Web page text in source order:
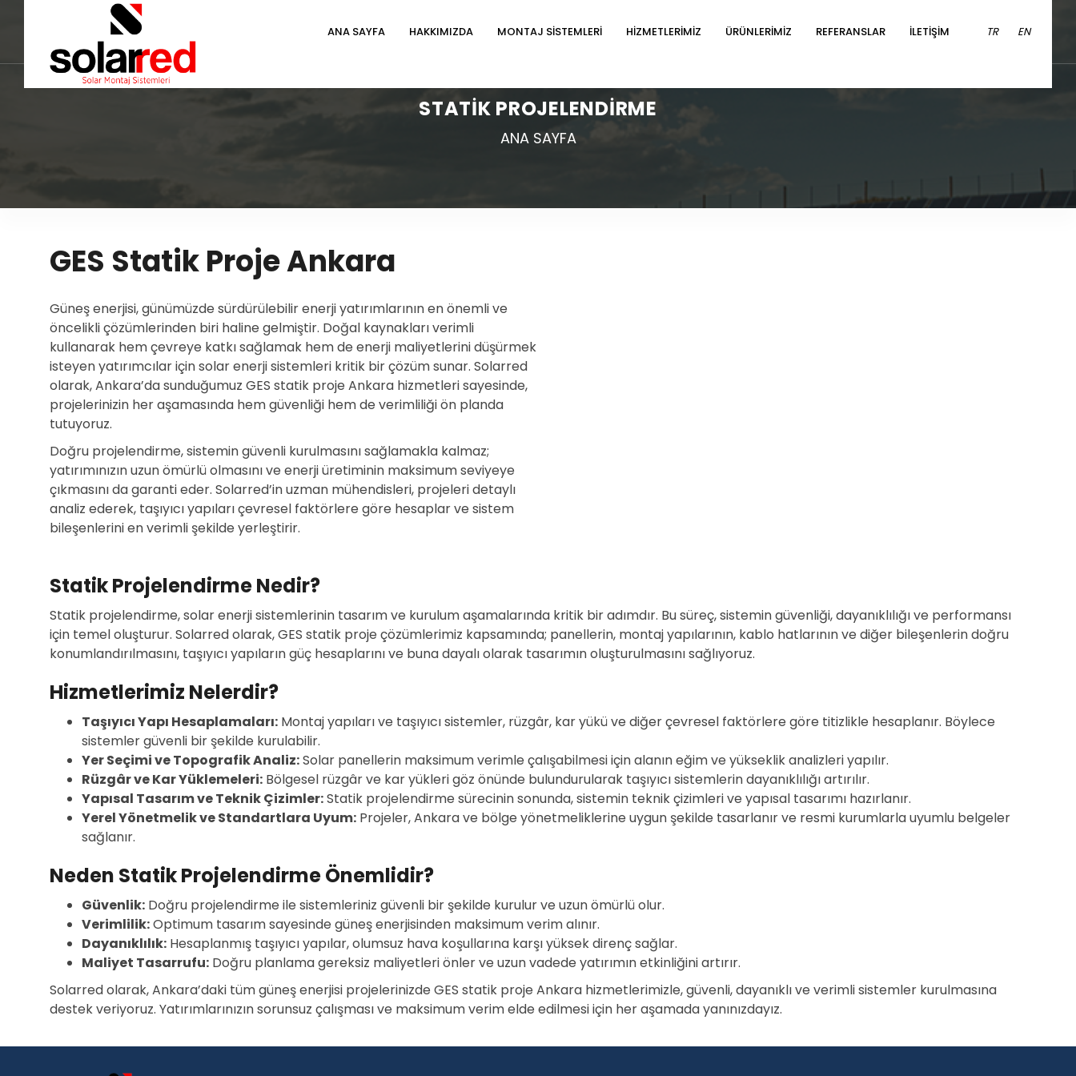
TR EN
ANA SAYFA HAKKIMIZDA MONTAJ SİSTEMLERİ HİZMETLERİMİZ ÜRÜNLERİMİZ REFERANSLAR İLETİŞİM
STATİK PROJELENDİRME
ANA SAYFA
GES Statik Proje Ankara
Güneş enerjisi, günümüzde sürdürülebilir enerji yatırımlarının en önemli ve
öncelikli çözümlerinden biri haline gelmiştir. Doğal kaynakları verimli
kullanarak hem çevreye katkı sağlamak hem de enerji maliyetlerini düşürmek
isteyen yatırımcılar için solar enerji sistemleri kritik bir çözüm sunar. Solarred
olarak, Ankara’da sunduğumuz GES statik proje Ankara hizmetleri sayesinde,
projelerinizin her aşamasında hem güvenliği hem de verimliliği ön planda
tutuyoruz.
Doğru projelendirme, sistemin güvenli kurulmasını sağlamakla kalmaz;
yatırımınızın uzun ömürlü olmasını ve enerji üretiminin maksimum seviyeye
çıkmasını da garanti eder. Solarred’in uzman mühendisleri, projeleri detaylı
analiz ederek, taşıyıcı yapıları çevresel faktörlere göre hesaplar ve sistem
bileşenlerini en verimli şekilde yerleştirir.
Statik Projelendirme Nedir?
Statik projelendirme, solar enerji sistemlerinin tasarım ve kurulum aşamalarında kritik bir adımdır. Bu süreç, sistemin güvenliği, dayanıklılığı ve performansı
için temel oluşturur. Solarred olarak, GES statik proje çözümlerimiz kapsamında; panellerin, montaj yapılarının, kablo hatlarının ve diğer bileşenlerin doğru
konumlandırılmasını, taşıyıcı yapıların güç hesaplarını ve buna dayalı olarak tasarımın oluşturulmasını sağlıyoruz.
Hizmetlerimiz Nelerdir?
Taşıyıcı Yapı Hesaplamaları: Montaj yapıları ve taşıyıcı sistemler, rüzgâr, kar yükü ve diğer çevresel faktörlere göre titizlikle hesaplanır. Böylece
sistemler güvenli bir şekilde kurulabilir.
Yer Seçimi ve Topografik Analiz:Solar panellerin maksimum verimle çalışabilmesi için alanın eğim ve yükseklik analizleri yapılır.
Rüzgâr ve Kar Yüklemeleri: Bölgesel rüzgâr ve kar yükleri göz önünde bulundurularak taşıyıcı sistemlerin dayanıklılığı artırılır.
Yapısal Tasarım ve Teknik Çizimler:Statik projelendirme sürecinin sonunda, sistemin teknik çizimleri ve yapısal tasarımı hazırlanır.
Yerel Yönetmelik ve Standartlara Uyum: Projeler, Ankara ve bölge yönetmeliklerine uygun şekilde tasarlanır ve resmi kurumlarla uyumlu belgeler
sağlanır.
Neden Statik Projelendirme Önemlidir?
Güvenlik: Doğru projelendirme ile sistemleriniz güvenli bir şekilde kurulur ve uzun ömürlü olur.
Verimlilik:Optimum tasarım sayesinde güneş enerjisinden maksimum verim alınır.
Dayanıklılık: Hesaplanmış taşıyıcı yapılar, olumsuz hava koşullarına karşı yüksek direnç sağlar.
Maliyet Tasarrufu: Doğru planlama gereksiz maliyetleri önler ve uzun vadede yatırımın etkinliğini artırır.
Solarred olarak, Ankara’daki tüm güneş enerjisi projelerinizde GES statik proje Ankara hizmetlerimizle, güvenli, dayanıklı ve verimli sistemler kurulmasına
destek veriyoruz. Yatırımlarınızın sorunsuz çalışması ve maksimum verim elde edilmesi için her aşamada yanınızdayız.